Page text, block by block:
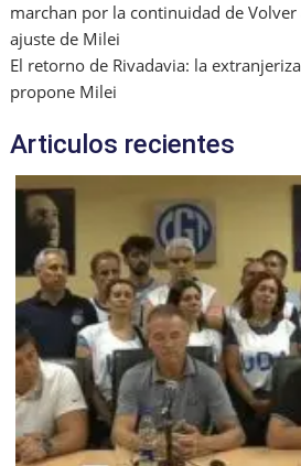
marchan por la continuidad de
ajuste de Milei
El retorno de Rivadavia: la
propone Milei
Articulos recientes